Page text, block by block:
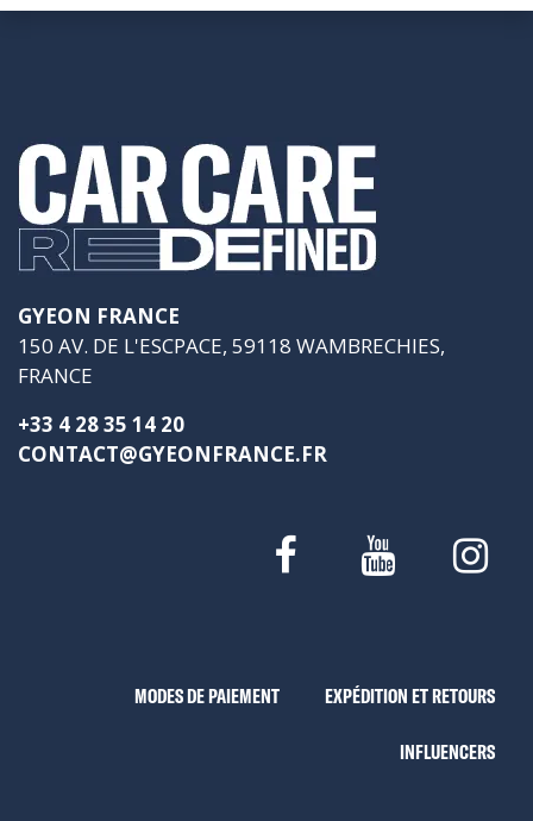
GYEON FRANCE
150 AV. DE L'ESCPACE, 59118 WAMBRECHIES,
FRANCE
+33 4 28 35 14 20
CONTACT@GYEONFRANCE.FR
MODES DE PAIEMENT EXPÉDITION ET RETOURS
INFLUENCERS